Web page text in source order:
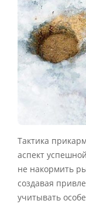
Тактика
аспект
не накормить
создавая
учитывать